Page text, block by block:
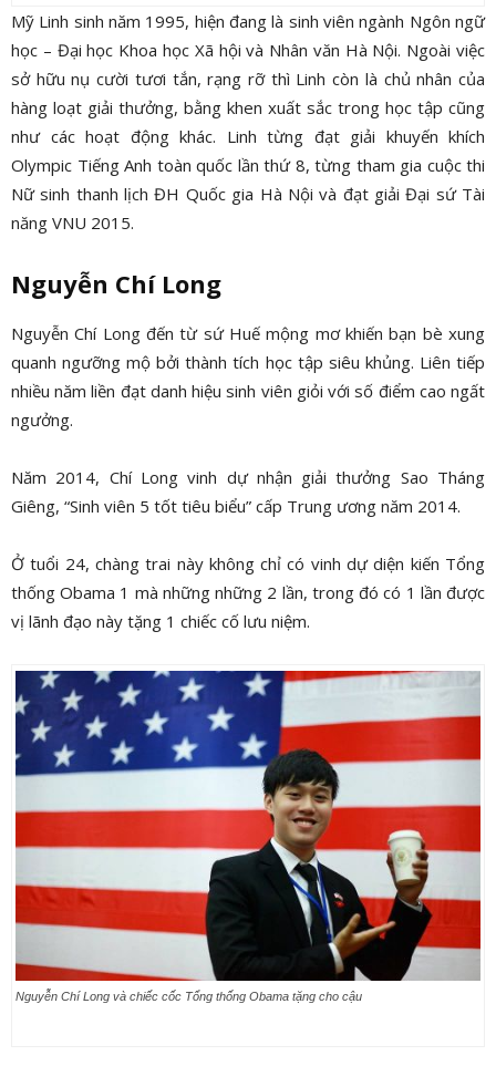
Mỹ Linh sinh năm 1995, hiện đang là sinh viên ngành Ngôn ngữ
học – Đại học Khoa học Xã hội và Nhân văn Hà Nội. Ngoài việc
sở hữu nụ cười tươi tắn, rạng rỡ thì Linh còn là chủ nhân của
hàng loạt giải thưởng, bằng khen xuất sắc trong học tập cũng
như các hoạt động khác. Linh từng đạt giải khuyến khích
Olympic Tiếng Anh toàn quốc lần thứ 8, từng tham gia cuộc thi
Nữ sinh thanh lịch ĐH Quốc gia Hà Nội và đạt giải Đại sứ Tài
năng VNU 2015.
Nguyễn Chí Long
Nguyễn Chí Long đến từ sứ Huế mộng mơ khiến bạn bè xung
quanh ngưỡng mộ bởi thành tích học tập siêu khủng. Liên tiếp
nhiều năm liền đạt danh hiệu sinh viên giỏi với số điểm cao ngất
ngưởng.
Năm 2014, Chí Long vinh dự nhận giải thưởng Sao Tháng
Giêng, “Sinh viên 5 tốt tiêu biểu” cấp Trung ương năm 2014.
Ở tuổi 24, chàng trai này không chỉ có vinh dự diện kiến Tổng
thống Obama 1 mà những những 2 lần, trong đó có 1 lần được
vị lãnh đạo này tặng 1 chiếc cố lưu niệm.
Nguyễn Chí Long và chiếc cốc Tổng thống Obama tặng cho cậu